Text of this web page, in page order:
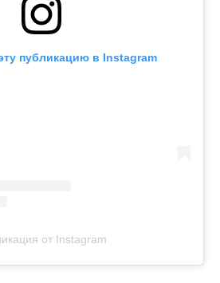
публикацию в Instagram
от Instagram